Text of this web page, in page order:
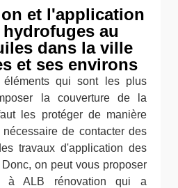
et l'application
au
dans la ville
et ses environs
qui sont les plus
la couverture de la
les protéger de manière
de contacter des
travaux d'application des
on peut vous proposer
à ALB rénovation qui a